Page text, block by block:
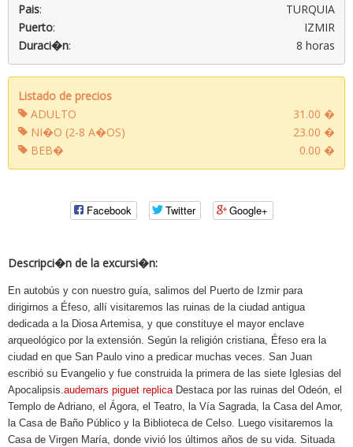
Pais:
TURQUIA
Puerto:
IZMIR
Duraci�n: 8 horas
Listado de precios
ADULTO
31.00 �
NI�O (2-8 A�OS)
23.00 �
BEB�
0.00 �
Facebook Twitter Google+
Descripci�n de la excursi�n:
En autobús y con nuestro guía, salimos del Puerto de Izmir para
dirigirnos a Éfeso, allí visitaremos las ruinas de la ciudad antigua
dedicada a la Diosa Artemisa, y que constituye el mayor enclave
arqueológico por la extensión. Según la religión cristiana, Éfeso era la
ciudad en que San Paulo vino a predicar muchas veces. San Juan
escribió su Evangelio y fue construida la primera de las siete Iglesias del
Apocalipsis. audemars piguet replica Destaca por las ruinas del Odeón, el
Templo de Adriano, el Ágora, el Teatro, la Vía Sagrada, la Casa del Amor,
la Casa de Baño Público y la Biblioteca de Celso. Luego visitaremos la
Casa de Virgen María, donde vivió los últimos años de su vida. Situada